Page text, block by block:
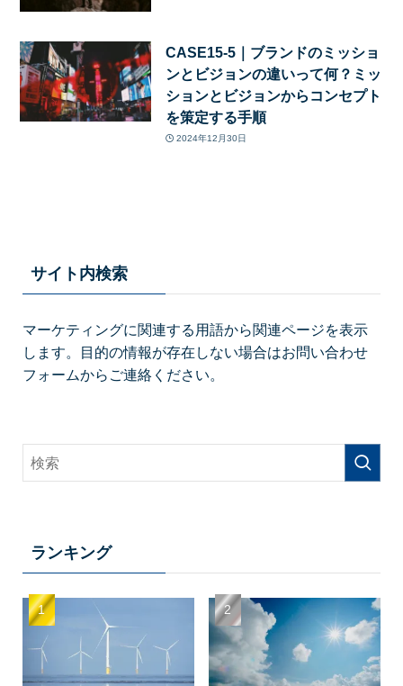
CASE15-5｜ブランドのミッショ
ンとビジョンの違いって何？ミッ
ションとビジョンからコンセプト
を策定する手順
2024年12月30日
サイト内検索
マーケティングに関連する用語から関連ページを表示
します。目的の情報が存在しない場合はお問い合わせ
フォームからご連絡ください。
ランキング